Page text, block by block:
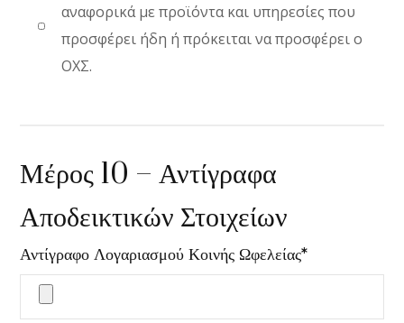
αναφορικά με προϊόντα και υπηρεσίες που
προσφέρει ήδη ή πρόκειται να προσφέρει ο
ΟΧΣ.
Μέρος 10 – Αντίγραφα
Αποδεικτικών Στοιχείων
Αντίγραφο Λογαριασμού Κοινής Ωφελείας*